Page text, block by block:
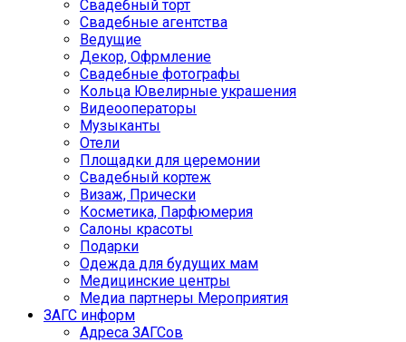
Свадебный торт
Свадебные агентства
Ведущие
Декор, Офрмление
Свадебные фотографы
Кольца Ювелирные украшения
Видеооператоры
Музыканты
Отели
Площадки для церемонии
Свадебный кортеж
Визаж, Прически
Косметика, Парфюмерия
Салоны красоты
Подарки
Одежда для будущих мам
Медицинские центры
Медиа партнеры Мероприятия
ЗАГС информ
Адреса ЗАГСов